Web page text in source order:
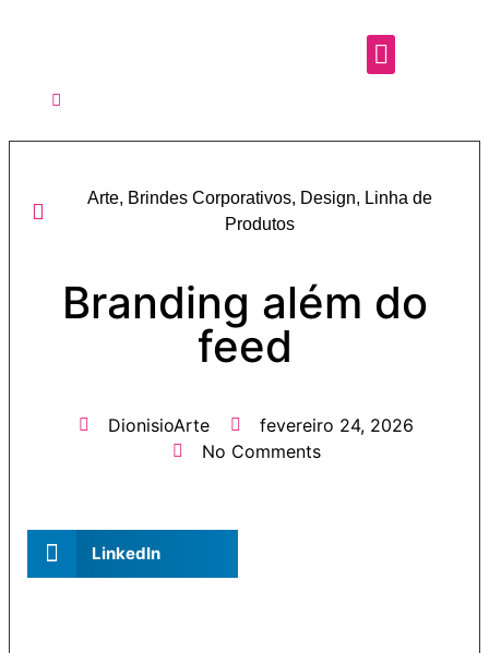
Arte, Brindes Corporativos, Design, Linha de
Produtos
Branding além do
feed
DionisioArte
fevereiro 24, 2026
No Comments
LinkedIn